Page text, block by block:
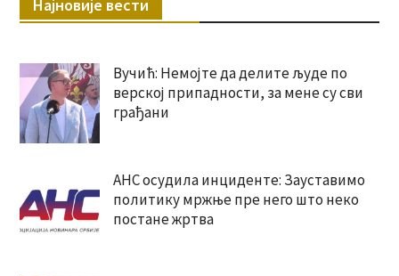
Најновије вести
Вучић: Немојте да делите људе по
верској припадности, за мене су сви
грађани
АНС осудила инциденте: Зауставимо
политику мржње пре него што неко
постане жртва